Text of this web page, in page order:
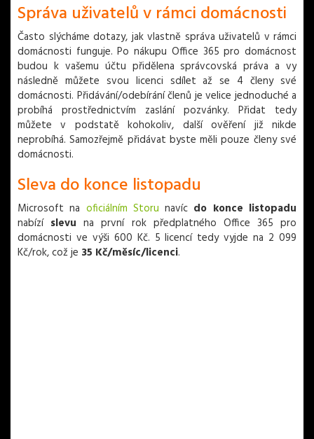
Správa uživatelů v rámci domácnosti
Často slýcháme dotazy, jak vlastně správa uživatelů v rámci
domácnosti funguje. Po nákupu Office 365 pro domácnost
budou k vašemu účtu přidělena správcovská práva a vy
následně můžete svou licenci sdílet až se 4 členy své
domácnosti. Přidávání/odebírání členů je velice jednoduché a
probíhá prostřednictvím zaslání pozvánky. Přidat tedy
můžete v podstatě kohokoliv, další ověření již nikde
neprobíhá. Samozřejmě přidávat byste měli pouze členy své
domácnosti.
Sleva do konce listopadu
Microsoft na oficiálním Storu navíc do konce listopadu
nabízí slevuna první rok předplatného Office 365 pro
domácnosti ve výši 600 Kč. 5 licencí tedy vyjde na 2 099
Kč/rok, což je 35 Kč/měsíc/licenci.